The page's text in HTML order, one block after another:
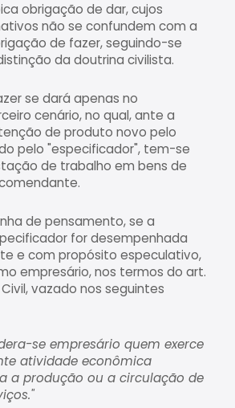
obrigação de dar, cujos
não se confundem com a
de fazer, seguindo-se
da doutrina civilista.
se dará apenas no
cenário, no qual, ante a
de produto novo pelo
pelo "especificador", tem-se
de trabalho em bens de
de pensamento, se a
for desempenhada
e com propósito especulativo,
empresário, nos termos do art.
vazado nos seguintes
se empresário quem exerce
atividade econômica
a produção ou a circulação de